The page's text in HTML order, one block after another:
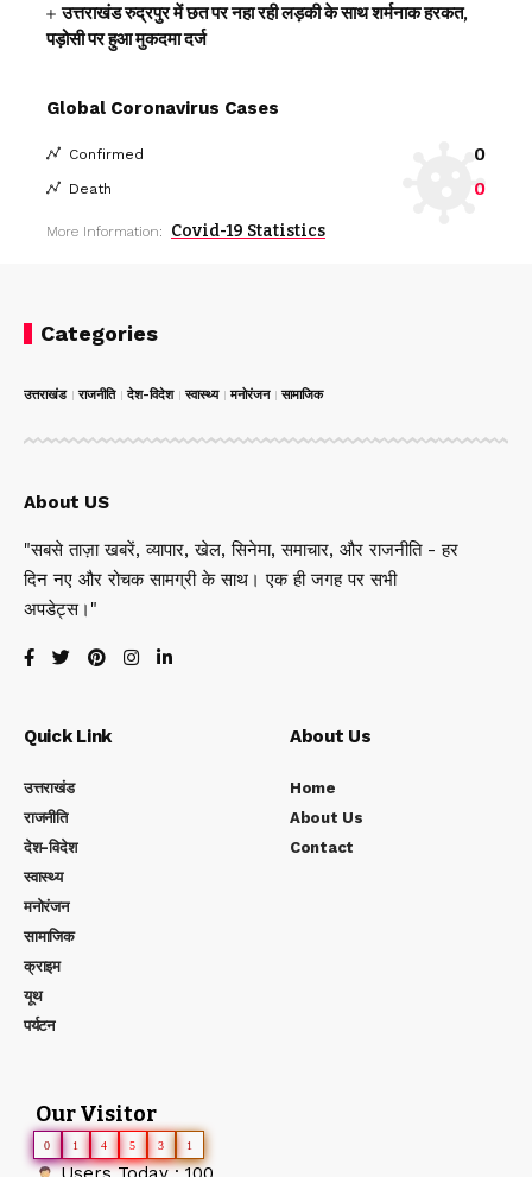
उत्तराखंड रुद्रपुर में छत पर नहा रही लड़की के साथ शर्मनाक हरकत,
पड़ोसी पर हुआ मुकदमा दर्ज
Global Coronavirus Cases
Confirmed 0
Death 0
More Information: Covid-19 Statistics
Categories
उत्तराखंड राजनीति देश-विदेश स्वास्थ्य मनोरंजन सामाजिक
About US
"सबसे ताज़ा खबरें, व्यापार, खेल, सिनेमा, समाचार, और राजनीति - हर
दिन नए और रोचक सामग्री के साथ। एक ही जगह पर सभी
अपडेट्स।"
Quick Link
उत्तराखंड
राजनीति
देश-विदेश
स्वास्थ्य
मनोरंजन
सामाजिक
क्राइम
यूथ
पर्यटन
About Us
Home
About Us
Contact
Our Visitor
0 1 4 5 3 1